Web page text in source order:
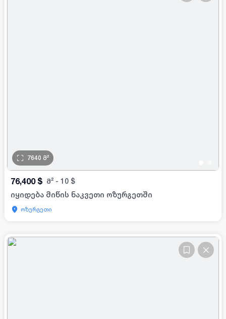
7640 მ²
76,400 $ მ² - 10 $
იყიდება მიწის ნაკვეთი ოზურგეთში
ოზურგეთი